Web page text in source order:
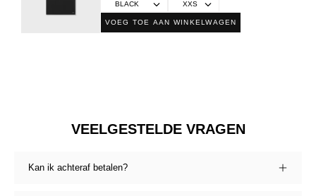
VOEG TOE AAN WINKELWAGEN
VEELGESTELDE VRAGEN
Kan ik achteraf betalen?